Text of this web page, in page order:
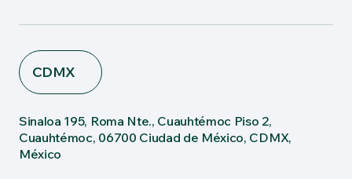
CDMX
Sinaloa 195, Roma Nte., Cuauhtémoc Piso 2,
Cuauhtémoc, 06700 Ciudad de México, CDMX,
México